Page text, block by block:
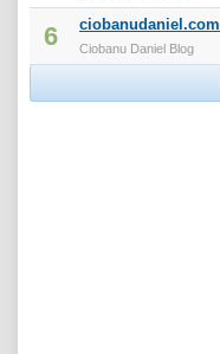
6 ciobanudaniel.com
Ciobanu Daniel Blog